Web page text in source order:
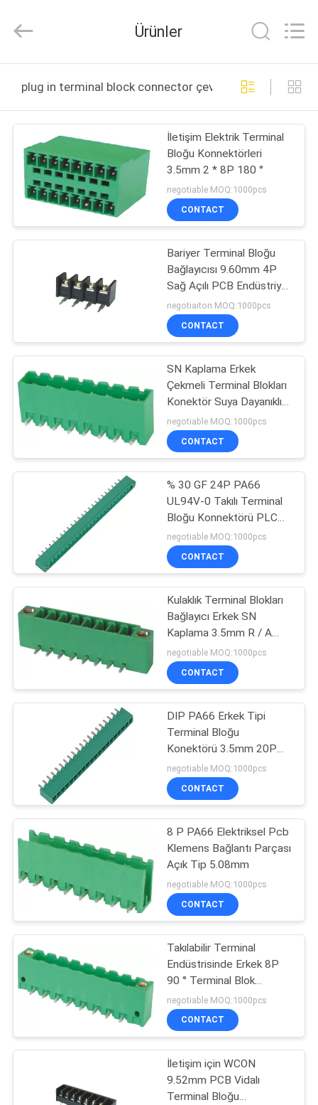
ÜRÜN:%
HAKKIMIZDA
FABRIKA
KALITE
BIZIMLE
ILETIŞIME
GEÇIN
BIR
SITE
HARITASI
PRIVACY
POLICY
Reserved.
Ürünler
plug in terminal block connector çevrimiçi üretim
İletişim Elektrik Terminal
Bloğu Konnektörleri
3.5mm 2 * 8P 180 °
negotiable MOQ:1000pcs
CONTACT
Bariyer Terminal Bloğu
Bağlayıcısı 9.60mm 4P
Sağ Açılı PCB Endüstriyel
otomasyon
negotiaiton MOQ:1000pcs
CONTACT
SN Kaplama Erkek
Çekmeli Terminal Blokları
Konektör Suya Dayanıklı
Bakır Alaşımı
negotiable MOQ:1000pcs
CONTACT
% 30 GF 24P PA66
UL94V-0 Takılı Terminal
Bloğu Konnektörü PLC
için 5.08mm
negotiable MOQ:1000pcs
CONTACT
Kulaklık Terminal Blokları
Bağlayıcı Erkek SN
Kaplama 3.5mm R / A
DIP PA66
negotiable MOQ:1000pcs
CONTACT
DIP PA66 Erkek Tipi
Terminal Bloğu
Konektörü 3.5mm 20P
PM350-1SXXASM1
negotiable MOQ:1000pcs
CONTACT
8 P PA66 Elektriksel Pcb
Klemens Bağlantı Parçası
Açık Tip 5.08mm
negotiable MOQ:1000pcs
CONTACT
Takılabilir Terminal
Endüstrisinde Erkek 8P
90 ° Terminal Blok
Konnektörü 5.08mm
negotiable MOQ:1000pcs
CONTACT
İletişim için WCON
9.52mm PCB Vidalı
Terminal Bloğu